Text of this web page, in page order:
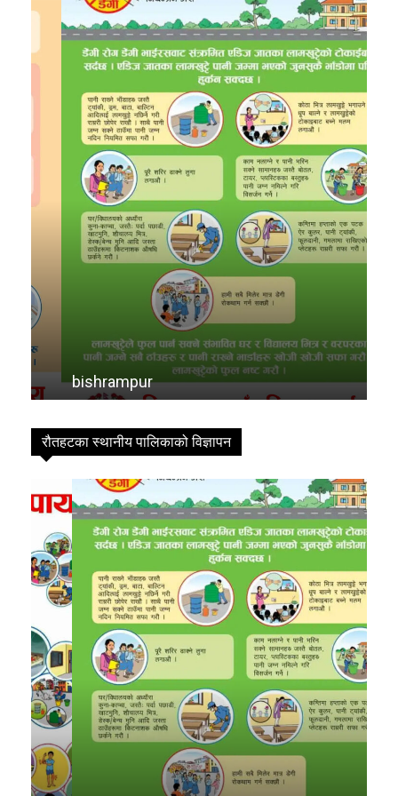
TV
FM
Mobile App
विषयसूची
समाचार
मधेश
bishrampur
रौतहटका स्थानीय पालिकाको विज्ञापन